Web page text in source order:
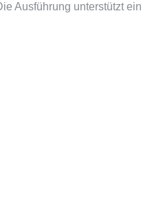
Ausführung unterstützt